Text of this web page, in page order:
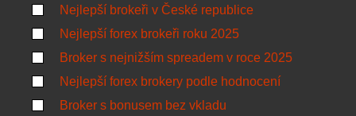
Nejlepší brokeři v České republice
Nejlepší forex brokeři roku 2025
Broker s nejnižším spreadem v roce 2025
Nejlepší forex brokery podle hodnocení
Broker s bonusem bez vkladu